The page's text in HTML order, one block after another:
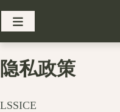
隐私政策
LSSICE